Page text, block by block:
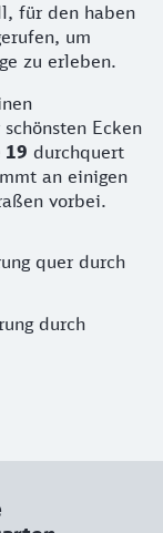
für den haben
um
zu erleben.
Ecken
19 durchquert
an einigen
vorbei.
quer durch
durch